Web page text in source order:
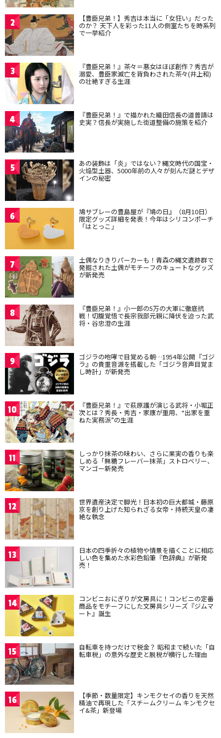
2 【豊臣兄弟！】秀吉は本当に「女狂い」だった
のか？ 天下人を彩った11人の側室たちを時系列
で一挙紹介
3 『豊臣兄弟！』茶々＝悪女はほぼ創作？秀吉が
溺愛、豊臣家滅亡を背負わされた茶々(井上和)
の壮絶すぎる生涯
4 『豊臣兄弟！』で描かれた織田信長の道普請は
史実？信長が実施した街道整備の施策を紹介
5 あの装飾は「炎」ではない？縄文時代の国宝・
火焔型土器、5000年前の人々が刻んだ謎とデザ
インの秘密
6 鳩サブレーの豊島屋が『鳩の日』（8月10日）
限定グッズ詳細を発表！今年はシリコンポーチ
「はとっこ」
7 土偶なりきりパーカーも！青森の縄文遺跡群で
発掘された土偶がモチーフのキュートなグッズ
が新発売
8 『豊臣兄弟！』小一郎の5万の大軍に徹底抗
戦！切腹覚悟で長宗我部元親に降伏を迫った武
将・谷忠澄の生涯
9 ゴジラの咆哮で目覚める朝…1954年公開『ゴジ
ラ』の貴重音源を搭載した「ゴジラ音声目覚ま
し時計」が新発売
10 『豊臣兄弟！』で萩原護が演じる武将・小堀正
次とは？秀長・秀吉・家康が重用、“出家を重
ねた実務派”の生涯
11 しっかり抹茶の味わい、さらに果実の香りも楽
しめる「無糖フレーバー抹茶」ストロベリー、
マンゴー新発売
12 世界遺産決定で脚光！日本初の巨大都城・藤原
京を創り上げた知られざる女帝・持統天皇の凄
絶な執念
13 日本の四季折々の植物や情景を描くことに相応
しい色を集めた水彩色鉛筆『色辞典』が新発
売！
14 コンビニおにぎりが文房具に！コンビニの定番
商品をモチーフにした文房具シリーズ『ジムマ
ート』誕生
15 自転車を持つだけで税金？ 昭和まで続いた「自
転車税」の意外な歴史と脱税が横行した理由
16 【季節・数量限定】キンモクセイの香りを天然
精油で再現した「スチームクリーム キンモクセ
イ&茶」新登場